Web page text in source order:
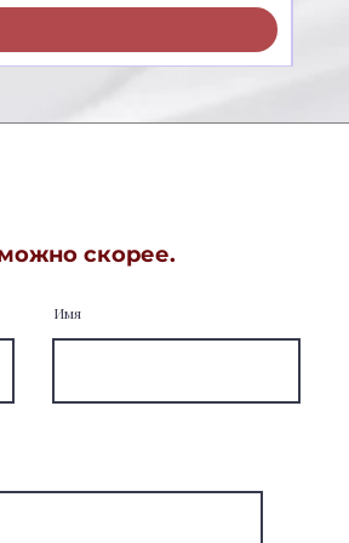
скорее.
Имя